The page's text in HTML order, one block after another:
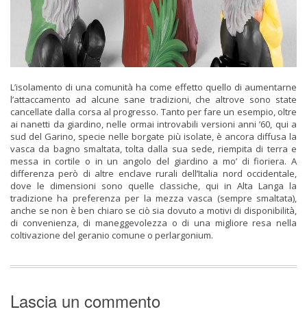
L’isolamento di una comunità ha come effetto quello di aumentarne
l’attaccamento ad alcune sane tradizioni, che altrove sono state
cancellate dalla corsa al progresso. Tanto per fare un esempio, oltre
ai nanetti da giardino, nelle ormai introvabili versioni anni ’60, qui a
sud del Garino, specie nelle borgate più isolate, è ancora diffusa la
vasca da bagno smaltata, tolta dalla sua sede, riempita di terra e
messa in cortile o in un angolo del giardino a mo’ di fioriera. A
differenza però di altre enclave rurali dell’Italia nord occidentale,
dove le dimensioni sono quelle classiche, qui in Alta Langa la
tradizione ha preferenza per la mezza vasca (sempre smaltata),
anche se non è ben chiaro se ciò sia dovuto a motivi di disponibilità,
di convenienza, di maneggevolezza o di una migliore resa nella
coltivazione del geranio comune o perlargonium.
Lascia un commento